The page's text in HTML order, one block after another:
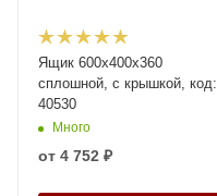
Ящик 600х400х360
сплошной, с крышкой, код:
40530
Много
от 4 752 ₽